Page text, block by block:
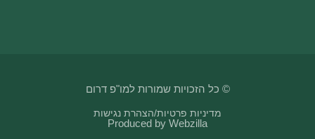
© כל הזכויות שמורות למו"פ דרום
מדיניות פרטיות/הצהרת נגישות
Produced by Webzilla